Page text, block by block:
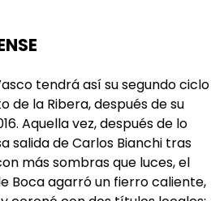
tendrá así su segundo ciclo
de la Ribera, después de su
Aquella vez, después de lo
salida de Carlos Bianchi tras
más sombras que luces, el
Boca agarró un fierro caliente,